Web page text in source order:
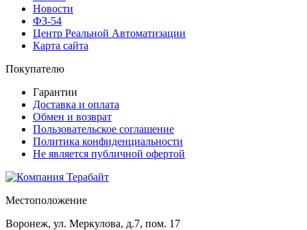
Новости
ФЗ-54
Центр Реальной Автоматизации
Карта сайта
Покупателю
Гарантии
Доставка и оплата
Обмен и возврат
Пользовательское соглашение
Политика конфиденциальности
Не является публичной офертой
Местоположение
Воронеж, ул. Меркулова, д.7, пом. 17